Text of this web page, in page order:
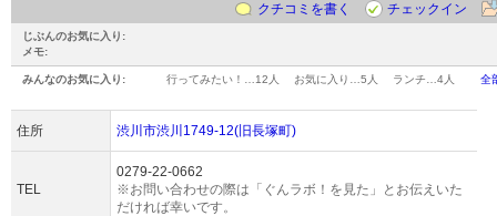
クチコミを書く
チェックイン
じぶんのお気に入り:
メモ:
みんなのお気に入り: 行ってみたい！… 12人 お気に入り… 5人 ランチ… 4人 全
住所 渋川市渋川1749-12(旧長塚町)
TEL
0279-22-0662
※お問い合わせの際は「ぐんラボ！を見た」とお伝えいた
だければ幸いです。